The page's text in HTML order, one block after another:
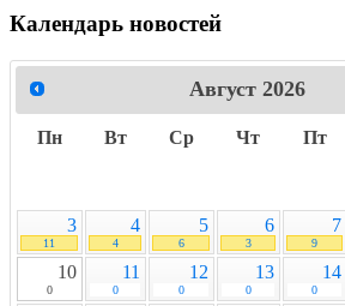
Календарь новостей
Август 2026
Пн Вт Ср Чт Пт
3
11
4
4
5
6
6
3
7
9
10
0
11
0
12
0
13
0
14
0